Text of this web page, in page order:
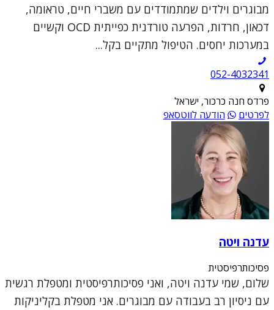
מבוגרים וילדים שמתמודדים עם משברי חיים, טראומה,
דכאון, חרדות, הפרעה טורדנית כפייתית OCD וקשיים
במערכות יחסים. הטיפול מתקיים בקל...
052-4032341
פרדס חנה כרכור, ישראל
לפרטים
הודעה לווטסאפ
עדנה ויטה
פסיכותרפיסטית
שלום, שמי עדנה ויטה, ואני פסיכותרפיסטית ומטפלת רגשית
עם ניסיון רב בעבודה עם מבוגרים. אני מטפלת בקליניקות